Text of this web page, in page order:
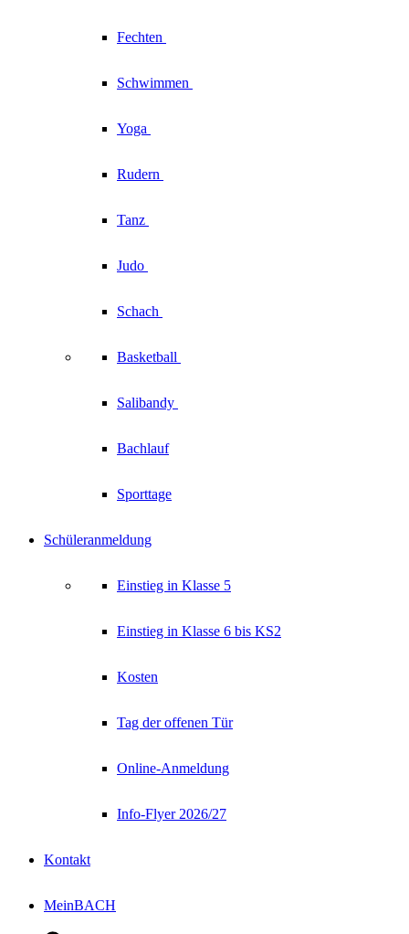
Fechten
Schwimmen
Yoga
Rudern
Tanz
Judo
Schach
Basketball
Salibandy
Bachlauf
Sporttage
Schüleranmeldung
Einstieg in Klasse 5
Einstieg in Klasse 6 bis KS2
Kosten
Tag der offenen Tür
Online-Anmeldung
Info-Flyer 2026/27
Kontakt
MeinBACH